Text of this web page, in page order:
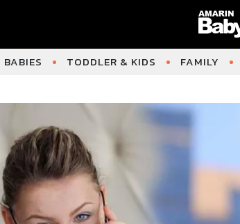
BABIES TODDLER & KIDS FAMILY